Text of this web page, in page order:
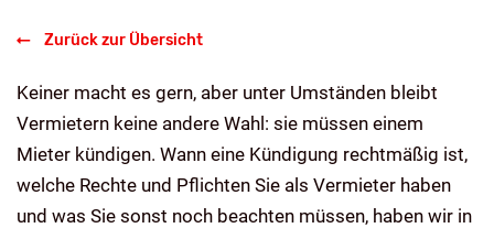
Zurück zur Übersicht
Keiner macht es gern, aber unter Umständen bleibt
Vermietern keine andere Wahl: sie müssen einem
Mieter kündigen. Wann eine Kündigung rechtmäßig ist,
welche Rechte und Pflichten Sie als Vermieter haben
und was Sie sonst noch beachten müssen, haben wir in